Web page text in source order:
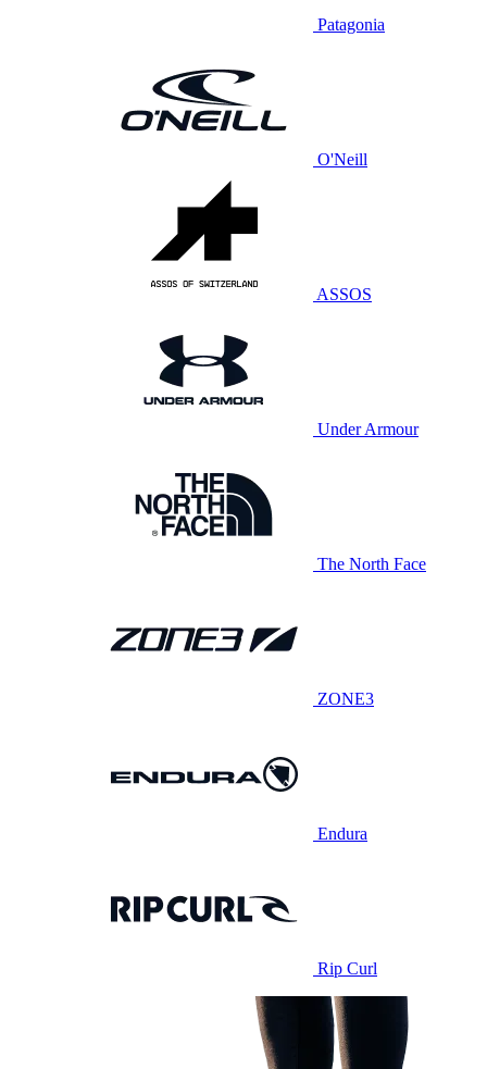
Patagonia
O'Neill
ASSOS
Under Armour
The North Face
ZONE3
Endura
Rip Curl